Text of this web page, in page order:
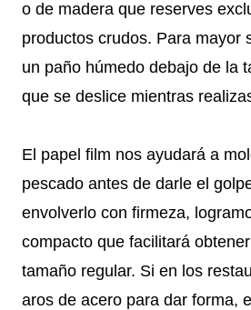
o de madera que reserves
productos crudos. Para mayor
un paño húmedo debajo de la
que se deslice mientras
El papel film nos ayudará a
pescado antes de darle el
envolverlo con firmeza,
compacto que facilitará
tamaño regular. Si en los
aros de acero para dar forma,